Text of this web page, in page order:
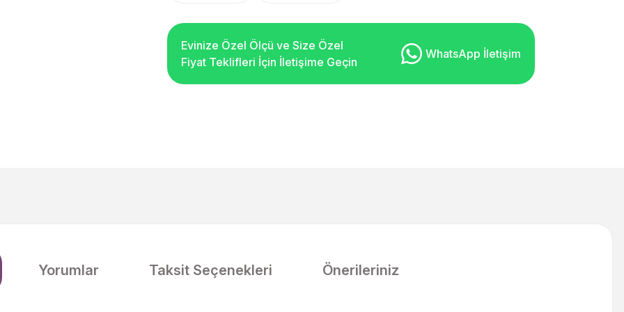
Evinize Özel Ölçü ve Size Özel
Fiyat Teklifleri İçin İletişime Geçin
WhatsApp İletişim
Yorumlar Taksit Seçenekleri Önerileriniz